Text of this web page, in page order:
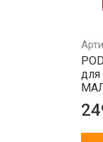
для